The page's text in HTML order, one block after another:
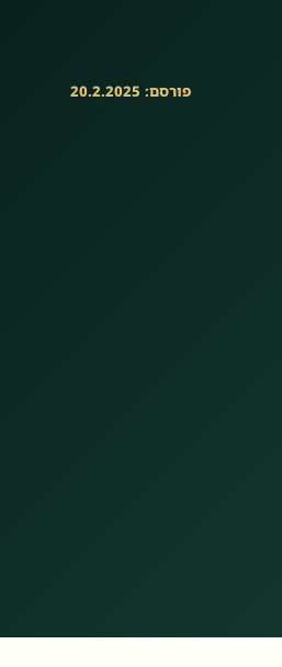
פורסם: 20.2.2025